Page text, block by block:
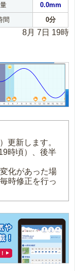
0.0mm
間 0分
8月 7日 19時
更新します。
時頃）、後半
化があった場
時修正を行っ